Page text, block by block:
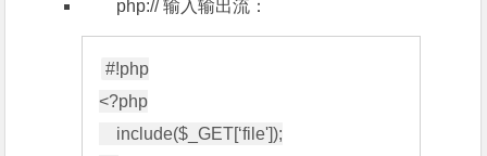
php:// 输入输出流：
#!php
<?php